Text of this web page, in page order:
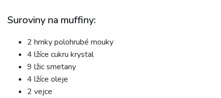
Suroviny na muffiny:
2 hrnky polohrubé mouky
4 lžíce cukru krystal
9 lžic smetany
4 lžíce oleje
2 vejce